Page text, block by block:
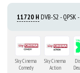
11720 H DVB-S2 - QPSK
Sky Cinema
Comedy
Sky Cinema
Action